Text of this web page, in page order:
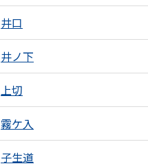
井口
井ノ下
上切
霧ケ入
子生道